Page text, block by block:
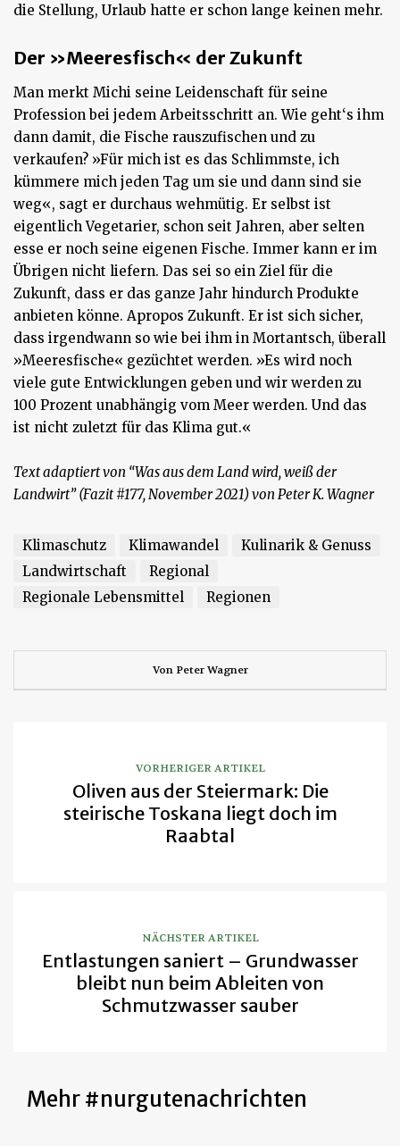
die Stellung, Urlaub hatte er schon lange keinen mehr.
Der »Meeresfisch« der Zukunft
Man merkt Michi seine Leidenschaft für seine
Profession bei jedem Arbeitsschritt an. Wie geht‘s ihm
dann damit, die Fische rauszufischen und zu
verkaufen? »Für mich ist es das Schlimmste, ich
kümmere mich jeden Tag um sie und dann sind sie
weg«, sagt er durchaus wehmütig. Er selbst ist
eigentlich Vegetarier, schon seit Jahren, aber selten
esse er noch seine eigenen Fische. Immer kann er im
Übrigen nicht liefern. Das sei so ein Ziel für die
Zukunft, dass er das ganze Jahr hindurch Produkte
anbieten könne. Apropos Zukunft. Er ist sich sicher,
dass irgendwann so wie bei ihm in Mortantsch, überall
»Meeresfische« gezüchtet werden. »Es wird noch
viele gute Entwicklungen geben und wir werden zu
100 Prozent unabhängig vom Meer werden. Und das
ist nicht zuletzt für das Klima gut.«
Text adaptiert von “Was aus dem Land wird, weiß der
Landwirt” (Fazit #177, November 2021) von Peter K. Wagner
Klimaschutz Klimawandel
Kulinarik & Genuss
Landwirtschaft
Regional
Regionale Lebensmittel
Regionen
Von Peter Wagner
VORHERIGER ARTIKEL
Oliven aus der Steiermark: Die
steirische Toskana liegt doch im
Raabtal
NÄCHSTER ARTIKEL
Entlastungen saniert – Grundwasser
bleibt nun beim Ableiten von
Schmutzwasser sauber
Mehr #nurgutenachrichten